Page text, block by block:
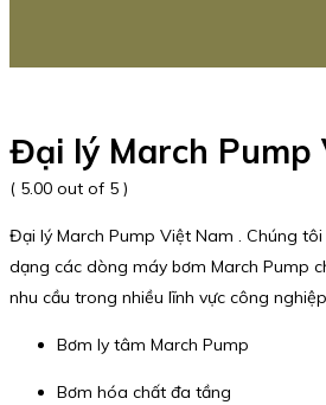
Đại lý March Pump
( 5.00 out of 5 )
Đại lý March Pump Việt Nam . Chúng
dạng các dòng máy bơm March Pump
nhu cầu trong nhiều lĩnh vực công
Bơm ly tâm March Pump
Bơm hóa chất đa tầng